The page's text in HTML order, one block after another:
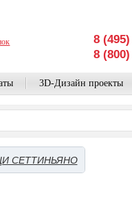
8
8
3D-Дизайн проекты
СЕТТИНЬЯНО